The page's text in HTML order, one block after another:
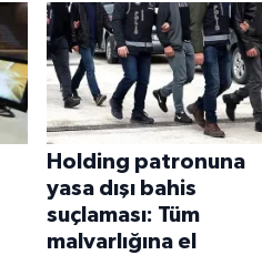
Holding patronuna
yasa dışı bahis
suçlaması: Tüm
malvarlığına el